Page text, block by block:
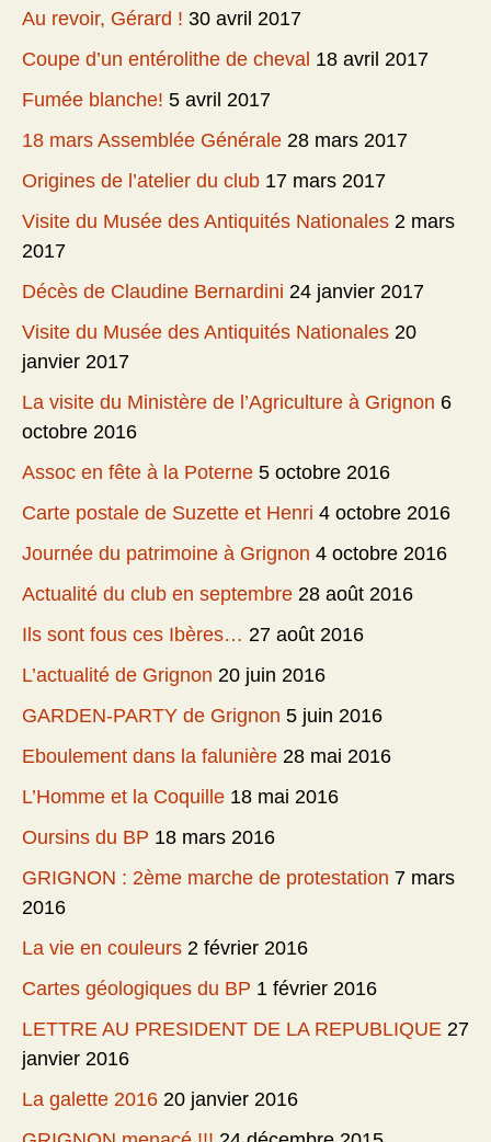
Au revoir, Gérard ! 30 avril 2017
Coupe d’un entérolithe de cheval 18 avril 2017
Fumée blanche! 5 avril 2017
18 mars Assemblée Générale 28 mars 2017
Origines de l’atelier du club 17 mars 2017
Visite du Musée des Antiquités Nationales 2 mars
2017
Décès de Claudine Bernardini 24 janvier 2017
Visite du Musée des Antiquités Nationales 20
janvier 2017
La visite du Ministère de l’Agriculture à Grignon 6
octobre 2016
Assoc en fête à la Poterne 5 octobre 2016
Carte postale de Suzette et Henri 4 octobre 2016
Journée du patrimoine à Grignon 4 octobre 2016
Actualité du club en septembre 28 août 2016
Ils sont fous ces Ibères… 27 août 2016
L’actualité de Grignon 20 juin 2016
GARDEN-PARTY de Grignon 5 juin 2016
Eboulement dans la falunière 28 mai 2016
L’Homme et la Coquille 18 mai 2016
Oursins du BP 18 mars 2016
GRIGNON : 2ème marche de protestation 7 mars
2016
La vie en couleurs 2 février 2016
Cartes géologiques du BP 1 février 2016
LETTRE AU PRESIDENT DE LA REPUBLIQUE 27
janvier 2016
La galette 2016 20 janvier 2016